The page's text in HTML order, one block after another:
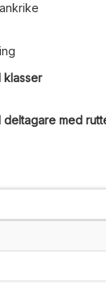
klasser
deltagare med